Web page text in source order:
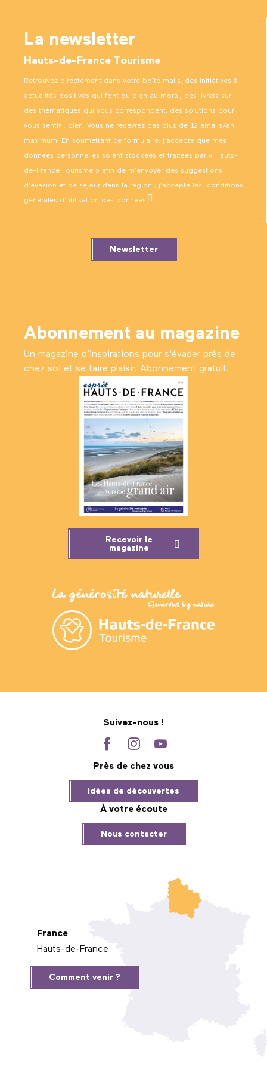
La newsletter
Hauts-de-France Tourisme
Retrouvez directement dans votre boîte mails, des initiatives &
actualités positives qui font du bien au moral, des livrets sur
des thématiques qui vous correspondent, des solutions pour
vous sentir… bien. Vous ne recevrez pas plus de 12 emails/an
maximum. En soumettant ce formulaire, j’accepte que mes
données personnelles soient stockées et traitées par « Hauts-
de-France Tourisme » afin de m’envoyer des suggestions
d’évasion et de séjour dans la région ; j’accepte les conditions
générales d’utilisation des données .
Newsletter
Abonnement au magazine
Un magazine d’inspirations pour s'évader près de
chez soi et se faire plaisir. Abonnement gratuit.
Recevoir le
magazine
Suivez-nous !
Près de chez vous
Idées de découvertes
À votre écoute
Nous contacter
France
Hauts-de-France
Comment venir ?